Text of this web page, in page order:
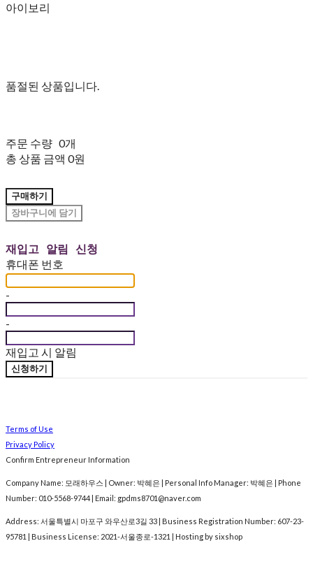
아이보리
품절된 상품입니다.
주문 수량 0개
총 상품 금액 0원
구매하기
장바구니에 담기
재입고 알림 신청
휴대폰 번호
-
-
재입고 시 알림
신청하기
Terms of Use
Privacy Policy
Confirm Entrepreneur Information
Company Name: 모래하우스 | Owner: 박혜은 | Personal Info Manager: 박혜은 | Phone
Number: 010-5568-9744 | Email: gpdms8701@naver.com
Address: 서울특별시 마포구 와우산로3길 33 | Business Registration Number: 607-23-
95781
| Business License: 2021-서울종로-1321 | Hosting by sixshop